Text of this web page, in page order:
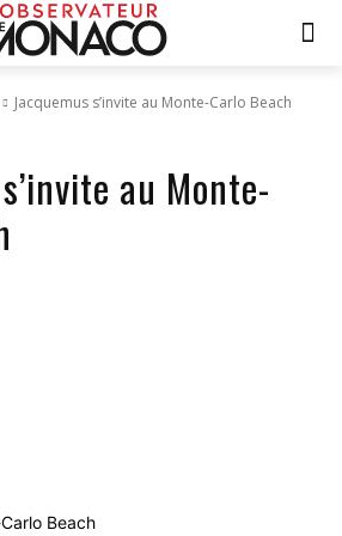
Jacquemus s’invite au Monte-Carlo Beach
au Monte-